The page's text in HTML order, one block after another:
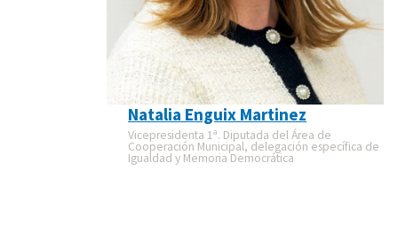
Natalia Enguix Martinez
Vicepresidenta 1ª. Diputada del Área de
Cooperación Municipal, delegación específica de
Igualdad y Memoria Democrática